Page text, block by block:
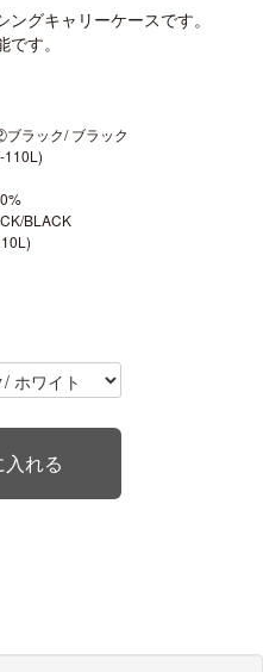
グキャリーケースです。
す。
ラック/ ブラック
110L)
BLACK